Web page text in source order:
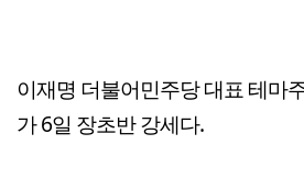
이재명 더불어민주당 대표 테마
가 6일 장초반 강세다.